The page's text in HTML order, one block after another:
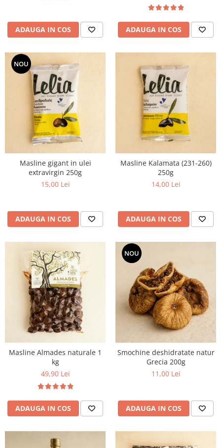
ADAUGA IN COS ADAUGA IN COS
NOU
Masline gigant in ulei
extravirgin 250g
15,00 Lei
ADAUGA IN COS
Masline Kalamata (231-260)
250g
14,00 Lei
ADAUGA IN COS
Masline Almades naturale 1
kg
49,90 Lei
ADAUGA IN COS
NOU
Smochine deshidratate natur
Grecia 200g
11,00 Lei
ADAUGA IN COS